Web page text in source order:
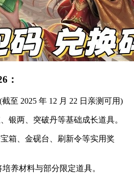
：
2025 年 12 月 22 日亲测可用)
两、突破丹等基础成长道具。
、金砚台、刷新令等实用奖
养材料与部分限定道具。